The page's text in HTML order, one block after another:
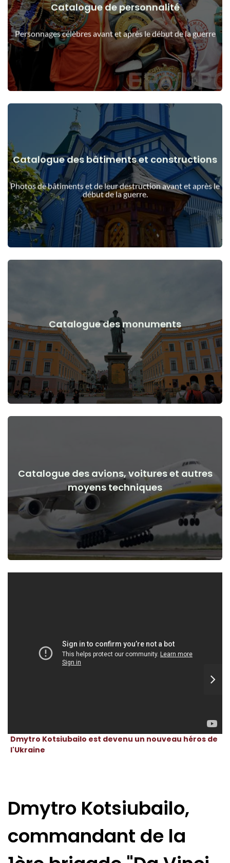
Catalogue de personnalité
Personnages célèbres avant et après le début de la guerre
Les gens avant et après le début de la guerre
Voir les détails
Catalogue des bâtiments et constructions
Photos de bâtiments et de leur destruction avant et après le
début de la guerre.
Bâtiments, structures, objets avant et après le début de la
guerre
Voir les détails
Catalogue des monuments
Monuments, œuvres d'art avant et après le début de la
guerre
Voir les détails
Catalogue des avions, voitures et autres
moyens techniques
Avions, voitures, moyens techniques avant et après le début
de la guerre
Voir les détails
Dmytro Kotsiubailo est devenu un nouveau héros de
l'Ukraine
Dmytro Kotsiubailo,
commandant de la